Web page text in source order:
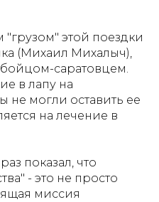
этой поездки
(Михаил Михалыч),
саратовцем.
в лапу на
не могли оставить ее
на лечение в
показал, что
- это не просто
миссия